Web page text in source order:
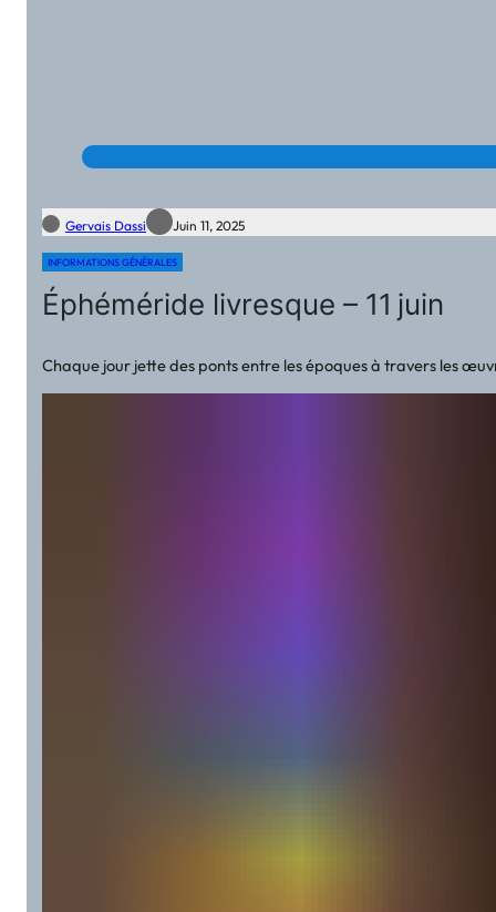
Gervais Dassi Juin 11, 2025
INFORMATIONS GÉNÉRALES
Éphéméride livresque – 11 juin
Chaque jour jette des ponts entre les époques à travers les